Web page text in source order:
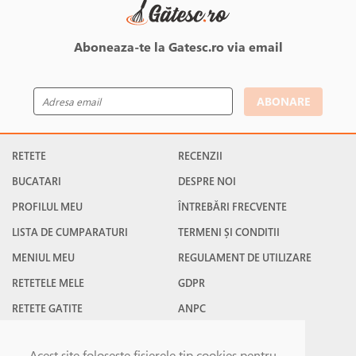
Aboneaza-te la Gatesc.ro via email
ABONARE
RETETE
BUCATARI
PROFILUL MEU
LISTA DE CUMPARATURI
MENIUL MEU
RETETELE MELE
RETETE GATITE
RECENZII
DESPRE NOI
ÎNTREBĂRI FRECVENTE
TERMENI ȘI CONDITII
REGULAMENT DE UTILIZARE
GDPR
ANPC